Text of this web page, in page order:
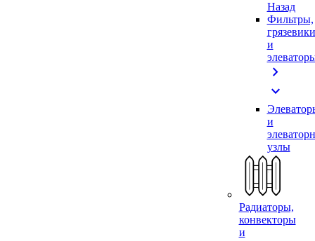
Назад
Фильтры,
грязевики
и
chevron_right
expand_more
и
узлы
Радиаторы,
конвекторы
и